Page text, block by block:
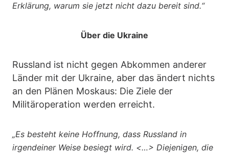
Erklärung, warum sie jetzt nicht dazu bereit sind.“
Über die Ukraine
Russland ist nicht gegen Abkommen anderer
Länder mit der Ukraine, aber das ändert nichts
an den Plänen Moskaus: Die Ziele der
Militäroperation werden erreicht.
„Es besteht keine Hoffnung, dass Russland in
irgendeiner Weise besiegt wird. <…> Diejenigen, die